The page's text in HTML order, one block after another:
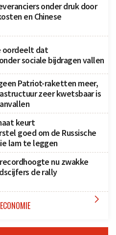
onder druk door
en Chinese
oordeelt dat
sociale bijdragen vallen
Patriot-raketten meer,
zeer kwetsbaar is
keurt
goed om de Russische
lam te leggen
nu zwakke
de rally
